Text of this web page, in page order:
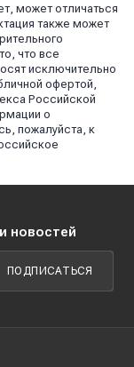
может отличаться
также может
что все
исключительно
офертой,
Российской
о
пожалуйста, к
новостей
ПОДПИСАТЬСЯ